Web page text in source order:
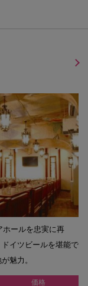
価格
ホールを忠実に再
イツビールを堪能で
魅力。